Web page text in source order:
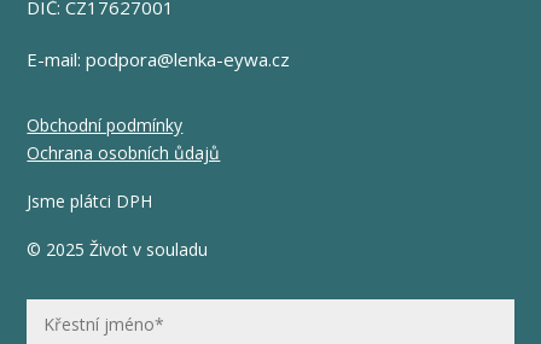
DIČ: CZ17627001
E-mail:podpora@lenka-eywa.cz
Obchodní podmínky
Ochrana osobních ůdajů
Jsme plátci DPH
© 2025 Život v souladu